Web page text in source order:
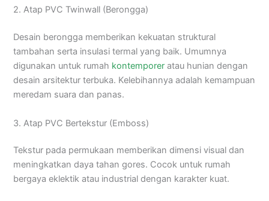
2. Atap PVC Twinwall (Berongga)
Desain berongga memberikan kekuatan struktural
tambahan serta insulasi termal yang baik. Umumnya
digunakan untuk rumah kontemporer atau hunian dengan
desain arsitektur terbuka. Kelebihannya adalah kemampuan
meredam suara dan panas.
3. Atap PVC Bertekstur (Emboss)
Tekstur pada permukaan memberikan dimensi visual dan
meningkatkan daya tahan gores. Cocok untuk rumah
bergaya eklektik atau industrial dengan karakter kuat.